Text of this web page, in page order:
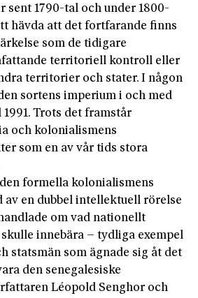
sent 1790-tal och under 1800-
hävda att det fortfarande finns
som de tidigare
territoriell kontroll eller
territorier och stater. I någon
sortens imperium i och med
Trots det framstår
och kolonialismens
som en av vår tids stora
formella kolonialismens
av en dubbel intellektuell rörelse
om vad nationellt
innebära – tydliga exempel
statsmän som ägnade sig åt det
den senegalesiske
Léopold Senghor och